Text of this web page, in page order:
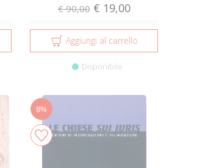
€ 90,00 € 19,00
Aggiungi al carrello
Disponibile
8%